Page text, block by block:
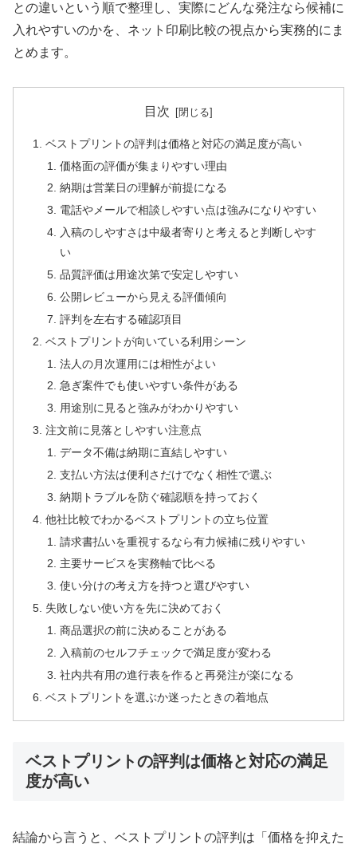
との違いという順で整理し、実際にどんな発注なら候補に
入れやすいのかを、ネット印刷比較の視点から実務的にま
とめます。
目次
ベストプリントの評判は価格と対応の満足度が高い
価格面の評価が集まりやすい理由
納期は営業日の理解が前提になる
電話やメールで相談しやすい点は強みになりやすい
入稿のしやすさは中級者寄りと考えると判断しやす
い
品質評価は用途次第で安定しやすい
公開レビューから見える評価傾向
評判を左右する確認項目
ベストプリントが向いている利用シーン
法人の月次運用には相性がよい
急ぎ案件でも使いやすい条件がある
用途別に見ると強みがわかりやすい
注文前に見落としやすい注意点
データ不備は納期に直結しやすい
支払い方法は便利さだけでなく相性で選ぶ
納期トラブルを防ぐ確認順を持っておく
他社比較でわかるベストプリントの立ち位置
請求書払いを重視するなら有力候補に残りやすい
主要サービスを実務軸で比べる
使い分けの考え方を持つと選びやすい
失敗しない使い方を先に決めておく
商品選択の前に決めることがある
入稿前のセルフチェックで満足度が変わる
社内共有用の進行表を作ると再発注が楽になる
ベストプリントを選ぶか迷ったときの着地点
ベストプリントの評判は価格と対応の満足
度が高い
結論から言うと、ベストプリントの評判は「価格を抑えた